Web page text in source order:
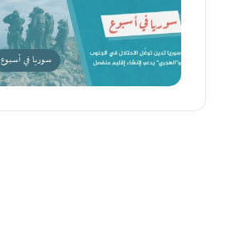
سوريا في أسبوع